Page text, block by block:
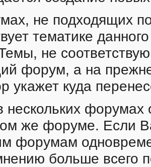
не подходящих
тематике
не
форум, а на
укажет куда
нескольких
же форуме. Если
форумам
больше всего